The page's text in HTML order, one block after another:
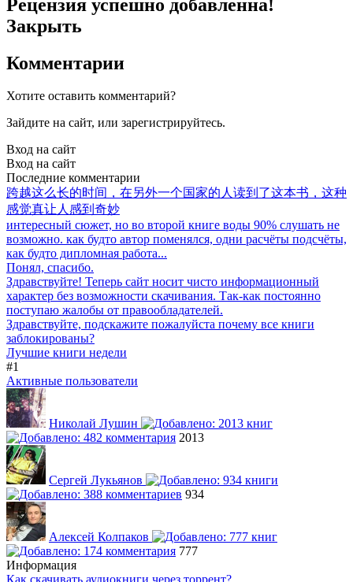
Рецензия успешно добавленна!
Закрыть
Комментарии
Хотите оставить комментарий?
Зайдите на сайт, или зарегистрируйтесь.
Вход на сайт
Вход на сайт
Последние комментарии
跨越这么长的时间，在另外一个国家的人读到了这本书，这种
感觉真让人感到奇妙
интересный сюжет, но во второй книге воды 90% слушать не
возможно. как будто автор поменялся, одни расчёты подсчёты,
как будто дипломная работа...
Понял, спасибо.
Здравствуйте! Теперь сайт носит чисто информационный
характер без возможности скачивания. Так-как постоянно
поступаю жалобы от правообладателей.
Здравствуйте, подскажите пожалуйста почему все книги
заблокированы?
Лучшие книги недели
#1
Активные пользователи
Николай Лушин
2013
Сергей Лукьянов
934
Алексей Колпаков
777
Информация